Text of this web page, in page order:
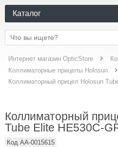
Каталог
Интернет магазин OpticStore
Коллиматорные прицелы Holosun
Коллиматорный прицел Holosun
Коллиматорный
Tube Elite HE530C-
Код AA-0015615